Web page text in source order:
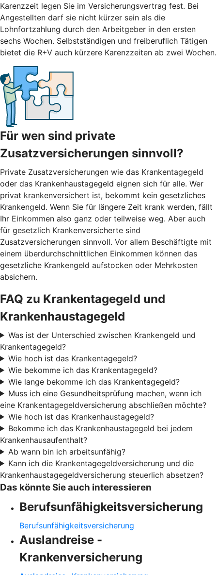
Karenzzeit legen Sie im Versicherungsvertrag fest. Bei
Angestellten darf sie nicht kürzer sein als die
Lohnfortzahlung durch den Arbeitgeber in den ersten
sechs Wochen. Selbstständigen und freiberuflich Tätigen
bietet die R+V auch kürzere Karenzzeiten ab zwei Wochen.
Für wen sind private
Zusatzversicherungen sinnvoll?
Private Zusatzversicherungen wie das Krankentagegeld
oder das Krankenhaustagegeld eignen sich für alle. Wer
privat krankenversichert ist, bekommt kein gesetzliches
Krankengeld. Wenn Sie für längere Zeit krank werden, fällt
Ihr Einkommen also ganz oder teilweise weg. Aber auch
für gesetzlich Krankenversicherte sind
Zusatzversicherungen sinnvoll. Vor allem Beschäftigte mit
einem überdurchschnittlichen Einkommen können das
gesetzliche Krankengeld aufstocken oder Mehrkosten
absichern.
FAQ zu Krankentagegeld und
Krankenhaustagegeld
Was ist der Unterschied zwischen Krankengeld und
Krankentagegeld?
Wie hoch ist das Krankentagegeld?
Wie bekomme ich das Krankentagegeld?
Wie lange bekomme ich das Krankentagegeld?
Muss ich eine Gesundheitsprüfung machen, wenn ich
eine Krankentagegeldversicherung abschließen möchte?
Wie hoch ist das Krankenhaustagegeld?
Bekomme ich das Krankenhaustagegeld bei jedem
Krankenhausaufenthalt?
Ab wann bin ich arbeitsunfähig?
Kann ich die Krankentagegeldversicherung und die
Krankenhaustagegeldversicherung steuerlich absetzen?
Das könnte Sie auch interessieren
Berufsunfähigkeitsversicherung
Berufsunfähigkeitsversicherung
Auslandreise -
Krankenversicherung